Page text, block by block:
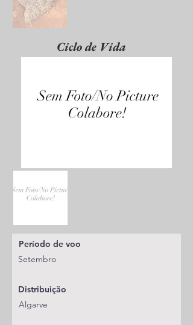
Ciclo de Vida
Período de voo
Setembro
Distribuição
Algarve